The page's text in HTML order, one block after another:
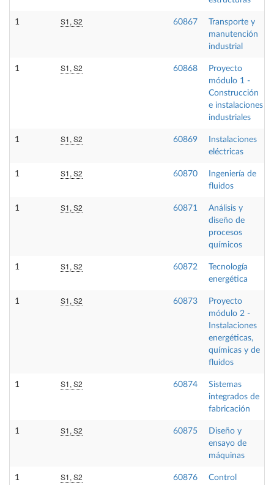
1 S1, S2 60867
Transporte y
manutención
industrial
1 S1, S2 60868
Proyecto
módulo 1 -
Construcción
e instalaciones
industriales
1 S1, S2 60869
Instalaciones
eléctricas
1 S1, S2 60870
Ingeniería de
fluidos
1 S1, S2 60871
Análisis y
diseño de
procesos
químicos
1 S1, S2 60872
Tecnología
energética
1 S1, S2 60873
Proyecto
módulo 2 -
Instalaciones
energéticas,
químicas y de
fluidos
1 S1, S2 60874
Sistemas
integrados de
fabricación
1 S1, S2 60875
Diseño y
ensayo de
máquinas
1 S1, S2 60876
Control